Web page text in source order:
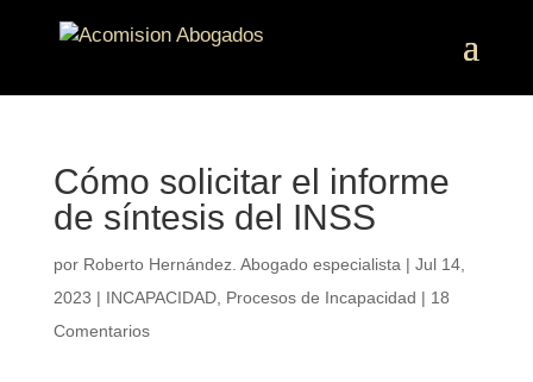
Cómo solicitar el informe
de síntesis del INSS
por Roberto Hernández. Abogado especialista | Jul 14,
2023 | INCAPACIDAD, Procesos de Incapacidad | 18
Comentarios